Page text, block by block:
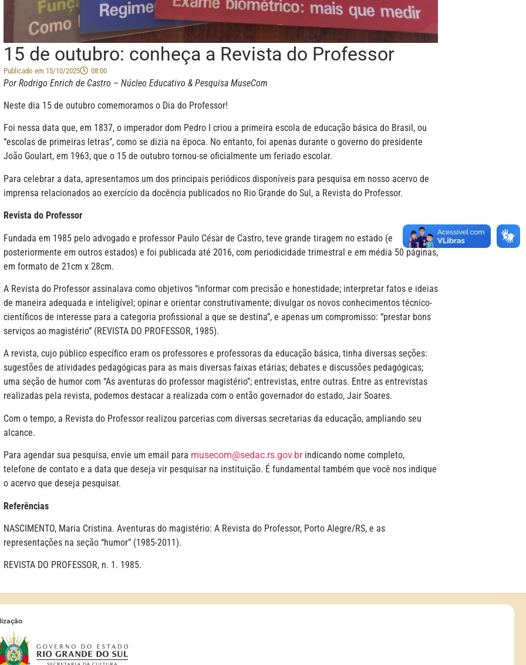
15 de outubro: conheça a Revista do Professor
Publicado em 15/10/2025 08:00
Por Rodrigo Enrich de Castro – Núcleo Educativo & Pesquisa MuseCom
Neste dia 15 de outubro comemoramos o Dia do Professor!
Foi nessa data que, em 1837, o imperador dom Pedro I criou a primeira escola de educação básica do Brasil, ou
“escolas de primeiras letras”, como se dizia na época. No entanto, foi apenas durante o governo do presidente
João Goulart, em 1963, que o 15 de outubro tornou-se oficialmente um feriado escolar.
Para celebrar a data, apresentamos um dos principais periódicos disponíveis para pesquisa em nosso acervo de
imprensa relacionados ao exercício da docência publicados no Rio Grande do Sul, a Revista do Professor.
Revista do Professor
Fundada em 1985 pelo advogado e professor Paulo César de Castro, teve grande tiragem no estado (e
posteriormente em outros estados) e foi publicada até 2016, com periodicidade trimestral e em média 50 páginas,
em formato de 21cm x 28cm.
A Revista do Professor assinalava como objetivos “informar com precisão e honestidade; interpretar fatos e ideias
de maneira adequada e inteligível; opinar e orientar construtivamente; divulgar os novos conhecimentos técnico-
científicos de interesse para a categoria profissional a que se destina”, e apenas um compromisso: “prestar bons
serviços ao magistério” (REVISTA DO PROFESSOR, 1985).
A revista, cujo público específico eram os professores e professoras da educação básica, tinha diversas seções:
sugestões de atividades pedagógicas para as mais diversas faixas etárias; debates e discussões pedagógicas;
uma seção de humor com “As aventuras do professor magistério”; entrevistas, entre outras. Entre as entrevistas
realizadas pela revista, podemos destacar a realizada com o então governador do estado, Jair Soares.
Com o tempo, a Revista do Professor realizou parcerias com diversas secretarias da educação, ampliando seu
alcance.
Para agendar sua pesquisa, envie um email para musecom@sedac.rs.gov.brindicando nome completo,
telefone de contato e a data que deseja vir pesquisar na instituição. É fundamental também que você nos indique
o acervo que deseja pesquisar.
Referências
NASCIMENTO, Maria Cristina. Aventuras do magistério: A Revista do Professor, Porto Alegre/RS, e as
representações na seção “humor” (1985-2011).
REVISTA DO PROFESSOR, n. 1. 1985.